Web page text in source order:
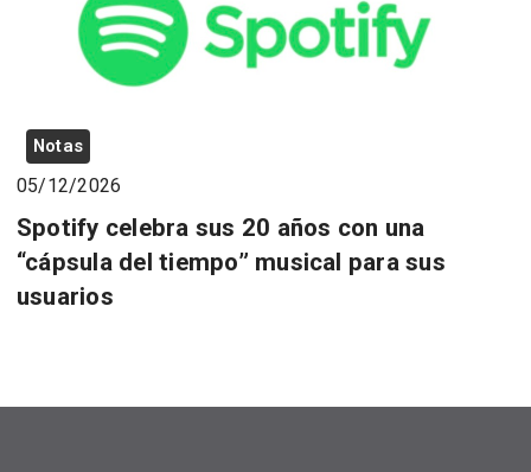
Notas
05/12/2026
Spotify celebra sus 20 años con una
“cápsula del tiempo” musical para sus
usuarios